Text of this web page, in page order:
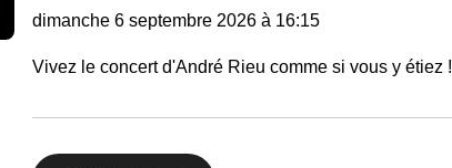
dimanche 6 septembre 2026 à 16:15
Vivez le concert d'André Rieu comme si vous y étiez !